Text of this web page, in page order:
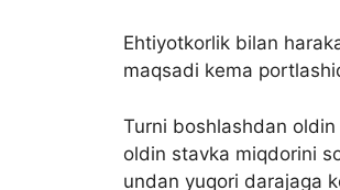
Ehtiyotkorlik bilan
maqsadi kema
Turni boshlashdan oldin
oldin stavka miqdorini
undan yuqori darajaga